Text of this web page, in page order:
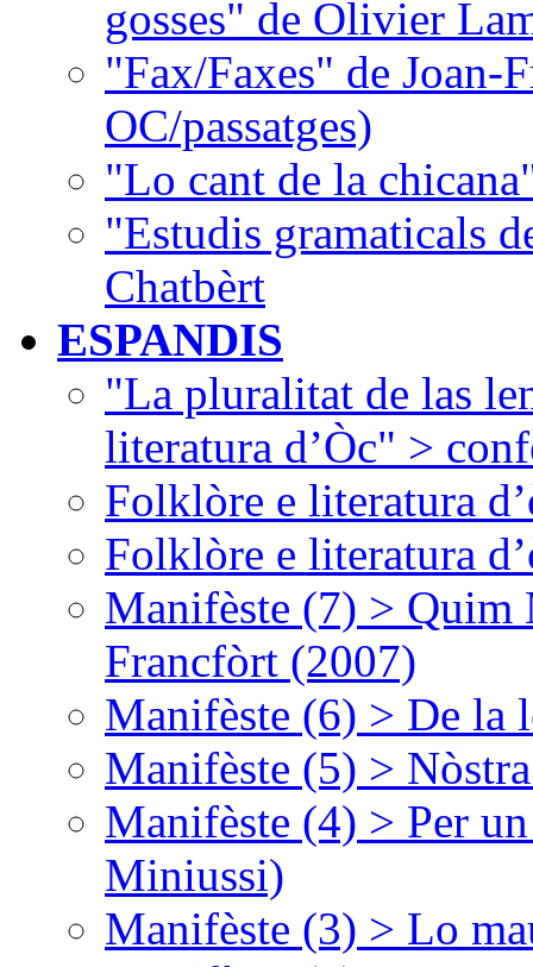
gosses" de Olivier
"Fax/Faxes" de Joan-
OC/passatges)
"Lo cant de la
"Estudis gramaticals
Chatbèrt
ESPANDIS
"La pluralitat de las
literatura d’Òc" >
Folklòre e literatura
Folklòre e literatura
Manifèste (7) > Quim
Francfòrt (2007)
Manifèste (6) > De la
Manifèste (5) >
Manifèste (4) > Per
Miniussi)
Manifèste (3) > Lo